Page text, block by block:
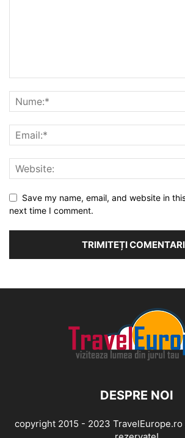
Save my name, email, and website in
next time I comment.
DESPRE NOI
copyright 2015 - 2023